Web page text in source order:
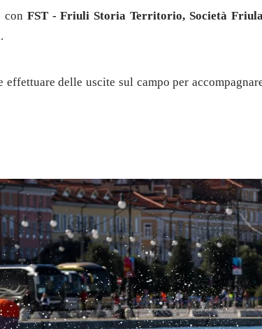
con FST - Friuli Storia Territorio, Società
.
effettuare delle uscite sul campo per